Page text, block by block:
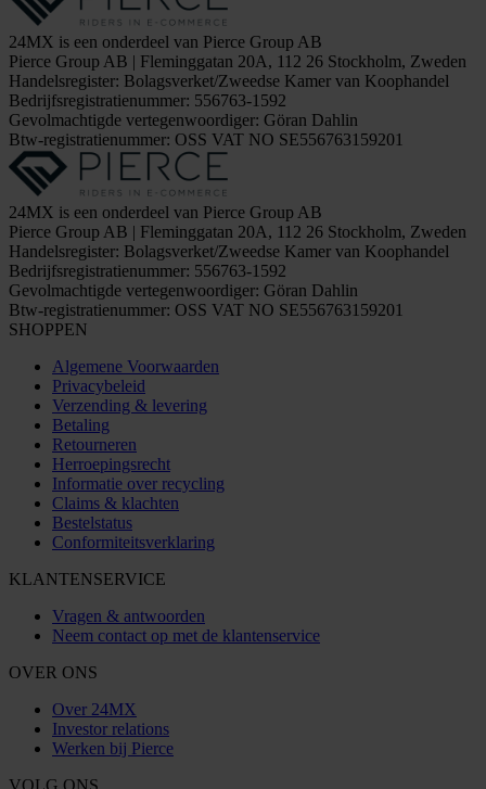
24MX is een onderdeel van Pierce Group AB
Pierce Group AB | Fleminggatan 20A, 112 26 Stockholm, Zweden
Handelsregister: Bolagsverket/Zweedse Kamer van Koophandel
Bedrijfsregistratienummer: 556763-1592
Gevolmachtigde vertegenwoordiger: Göran Dahlin
Btw-registratienummer: OSS VAT NO SE556763159201
24MX is een onderdeel van Pierce Group AB
Pierce Group AB | Fleminggatan 20A, 112 26 Stockholm, Zweden
Handelsregister: Bolagsverket/Zweedse Kamer van Koophandel
Bedrijfsregistratienummer: 556763-1592
Gevolmachtigde vertegenwoordiger: Göran Dahlin
Btw-registratienummer: OSS VAT NO SE556763159201
SHOPPEN
Algemene Voorwaarden
Privacybeleid
Verzending & levering
Betaling
Retourneren
Herroepingsrecht
Informatie over recycling
Claims & klachten
Bestelstatus
Conformiteitsverklaring
KLANTENSERVICE
Vragen & antwoorden
Neem contact op met de klantenservice
OVER ONS
Over 24MX
Investor relations
Werken bij Pierce